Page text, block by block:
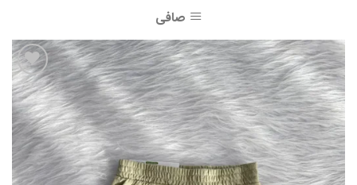
صافی
افزودن
به
علاقه
مندی
ها